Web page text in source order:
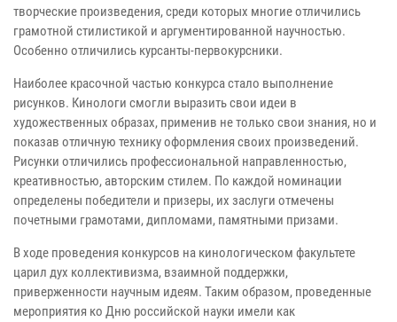
творческие произведения, среди которых многие отличились
грамотной стилистикой и аргументированной научностью.
Особенно отличились курсанты-первокурсники.
Наиболее красочной частью конкурса стало выполнение
рисунков. Кинологи смогли выразить свои идеи в
художественных образах, применив не только свои знания, но и
показав отличную технику оформления своих произведений.
Рисунки отличились профессиональной направленностью,
креативностью, авторским стилем. По каждой номинации
определены победители и призеры, их заслуги отмечены
почетными грамотами, дипломами, памятными призами.
В ходе проведения конкурсов на кинологическом факультете
царил дух коллективизма, взаимной поддержки,
приверженности научным идеям. Таким образом, проведенные
мероприятия ко Дню российской науки имели как